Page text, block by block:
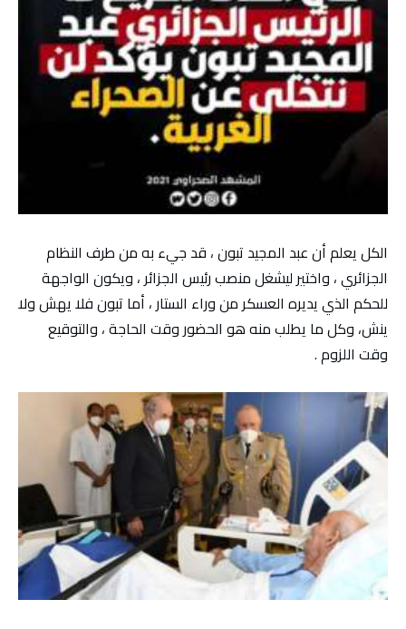
الكل يعلم أن عبد المجيد تبون ، قد جيء به من طرف النظام
الجزائري ، واختير ليشغل منصب رئيس الجزائر ، ويكون الواجهة
للحكم الذي يديره العسكر من وراء الستار ، أما تبون فلا يهش ولا
ينش، وكل ما يطلب منه هو الحضور وقت الحاجة ، والتوقيع
وقت اللزوم .